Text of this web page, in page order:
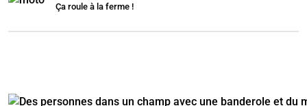
Ça roule à la ferme !